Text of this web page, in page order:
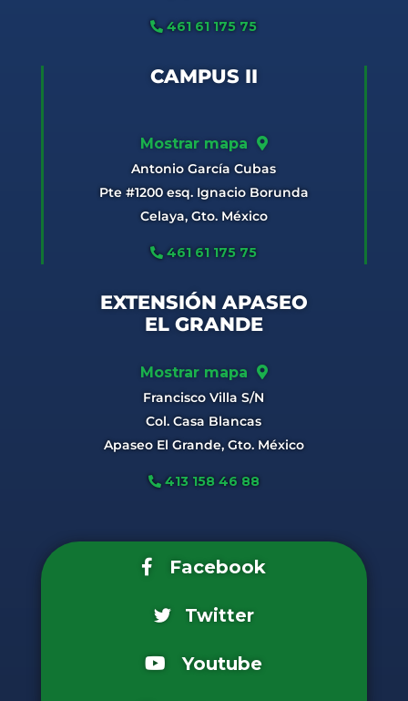
461 61 175 75
CAMPUS II
Mostrar mapa
Antonio García Cubas
Pte #1200 esq. Ignacio Borunda
Celaya, Gto. México
461 61 175 75
EXTENSIÓN APASEO
EL GRANDE
Mostrar mapa
Francisco Villa S/N
Col. Casa Blancas
Apaseo El Grande, Gto. México
413 158 46 88
Facebook
Twitter
Youtube